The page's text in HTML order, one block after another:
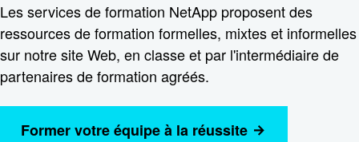
Les services de formation NetApp proposent des
ressources de formation formelles, mixtes et informelles
sur notre site Web, en classe et par l'intermédiaire de
partenaires de formation agréés.
Former votre équipe à la réussite